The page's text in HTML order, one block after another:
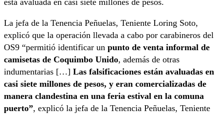
está avaluada en casi siete millones de pesos.
La jefa de la Tenencia Peñuelas, Teniente Loring Soto,
explicó que la operación llevada a cabo por carabineros del
OS9 “permitió identificar un punto de venta informal de
camisetas de Coquimbo Unido, además de otras
indumentarias […] Las falsificaciones están avaluadas en
casi siete millones de pesos, y eran comercializadas de
manera clandestina en una feria estival en la comuna
puerto”, explicó la jefa de la Tenencia Peñuelas, Teniente